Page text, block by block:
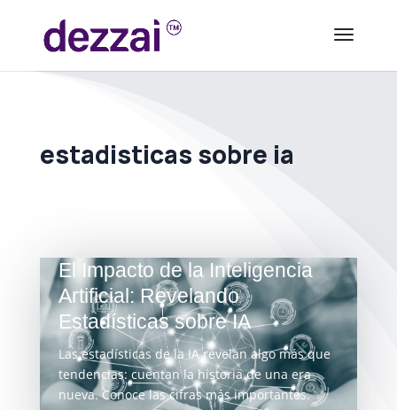
estadisticas sobre ia
El Impacto de la Inteligencia
Artificial: Revelando
Estadísticas sobre IA
Las estadísticas de la IA revelan algo más que
tendencias: cuentan la historia de una era
nueva. Conoce las cifras más importantes.